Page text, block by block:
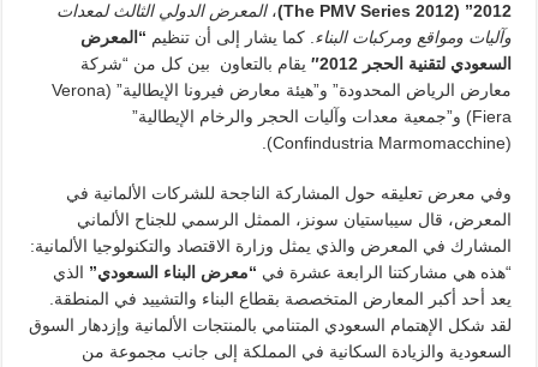
2012
” (
The PMV Series 2012
)،المعرض الدولي الثالث لمعدات
وآليات ومواقع ومركبات البناء. كما يشار إلى أن تنظيم “ المعرض
السعودي لتقنية الحجر 2012″
يقام بالتعاون بين كل من “شركة
معارض الرياض المحدودة” و”هيئة معارض فيرونا الإيطالية” (Verona
Fiera) و”جمعية معدات وآليات الحجر والرخام الإيطالية”
(Confindustria Marmomacchine).
وفي معرض تعليقه حول المشاركة الناجحة للشركات الألمانية في
المعرض، قال سيباستيان سونز، الممثل الرسمي للجناح الألماني
المشارك في المعرض والذي يمثل وزارة الاقتصاد والتكنولوجيا الألمانية:
“هذه هي مشاركتنا الرابعة عشرة في “معرض البناء السعودي” الذي
يعد أحد أكبر المعارض المتخصصة بقطاع البناء والتشييد في المنطقة.
لقد شكل الإهتمام السعودي المتنامي بالمنتجات الألمانية وإزدهار السوق
السعودية والزيادة السكانية في المملكة إلى جانب مجموعة من